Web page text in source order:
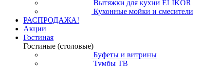
Вытяжки для кухни ELIKOR
Кухонные мойки и смесители
РАСПРОДАЖА!
Акции
Гостиная
Гостиные (столовые)
Буфеты и витрины
Тумбы ТВ